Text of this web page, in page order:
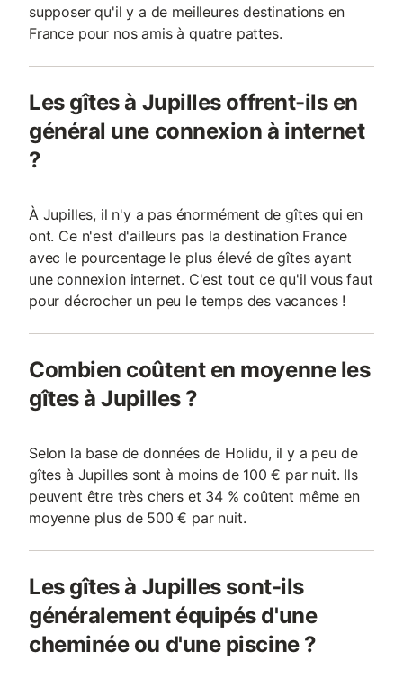
supposer qu'il y a de meilleures destinations en
France pour nos amis à quatre pattes.
Les gîtes à Jupilles offrent-ils en
général une connexion à internet
?
À Jupilles, il n'y a pas énormément de gîtes qui en
ont. Ce n'est d'ailleurs pas la destination France
avec le pourcentage le plus élevé de gîtes ayant
une connexion internet. C'est tout ce qu'il vous faut
pour décrocher un peu le temps des vacances !
Combien coûtent en moyenne les
gîtes à Jupilles ?
Selon la base de données de Holidu, il y a peu de
gîtes à Jupilles sont à moins de 100 € par nuit. Ils
peuvent être très chers et 34 % coûtent même en
moyenne plus de 500 € par nuit.
Les gîtes à Jupilles sont-ils
généralement équipés d'une
cheminée ou d'une piscine ?